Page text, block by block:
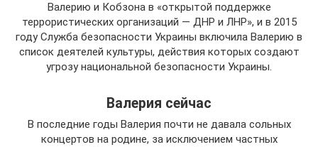
Валерию и Кобзона в «открытой поддержке
террористических организаций — ДНР и ЛНР», и в 2015
году Служба безопасности Украины включила Валерию в
список деятелей культуры, действия которых создают
угрозу национальной безопасности Украины.
Валерия сейчас
В последние годы Валерия почти не давала сольных
концертов на родине, за исключением частных